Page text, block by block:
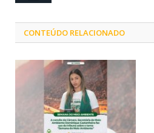
CONTEÚDO RELACIONADO